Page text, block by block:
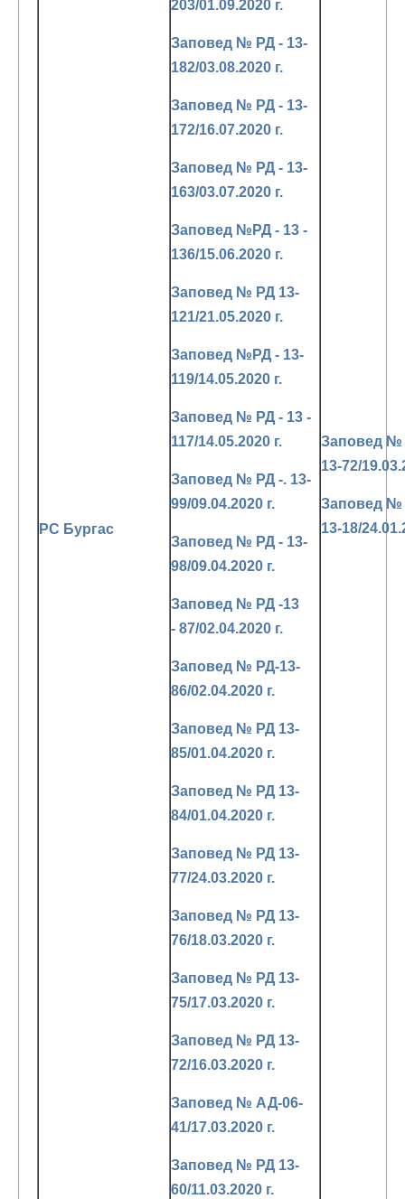
РС Бургас
203/01.09.2020 г.
Заповед № РД - 13-
182/03.08.2020 г.
Заповед № РД - 13-
172/16.07.2020 г.
Заповед № РД - 13-
163/03.07.2020 г.
Заповед №РД - 13 -
136/15.06.2020 г.
Заповед № РД 13-
121/21.05.2020 г.
Заповед №РД - 13-
119/14.05.2020 г.
Заповед № РД - 13 -
117/14.05.2020 г.
Заповед № РД -. 13-
99/09.04.2020 г.
Заповед № РД - 13-
98/09.04.2020 г.
Заповед № РД -13
- 87/02.04.2020 г.
Заповед № РД-13-
86/02.04.2020 г.
Заповед № РД 13-
85/01.04.2020 г.
Заповед № РД 13-
84/01.04.2020 г.
Заповед № РД 13-
77/24.03.2020 г.
Заповед № РД 13-
76/18.03.2020 г.
Заповед № РД 13-
75/17.03.2020 г.
Заповед № РД 13-
72/16.03.2020 г.
Заповед № АД-06-
41/17.03.2020 г.
Заповед № РД 13-
60/11.03.2020 г.
Заповед №
13-72/
Заповед №
13-18/